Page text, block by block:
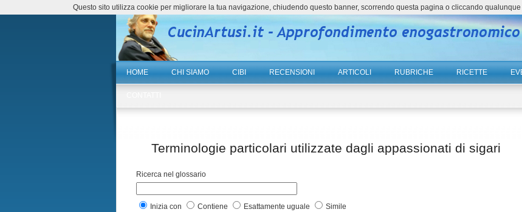
HOME CHI SIAMO CIBI RECENSIONI ARTICOLI RUBRICHE RICETTE
Terminologie particolari utilizzate dagli appassionati di sigari
Ricerca nel glossario
Inizia con Contiene Esattamente uguale Simile
Questo sito utilizza cookie per migliorare la tua navigazione, chiudendo questo banner, scorrendo questa pagina o cliccando